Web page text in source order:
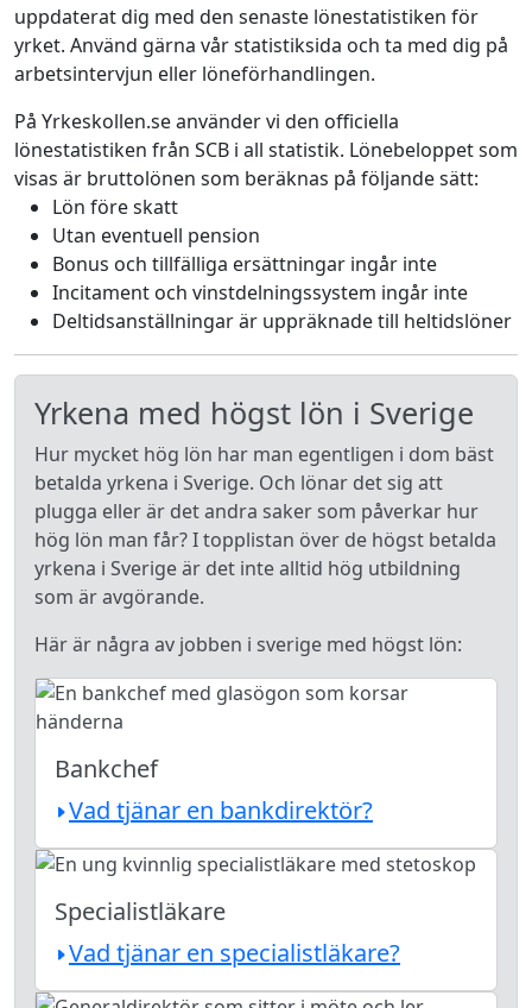
uppdaterat dig med den senaste lönestatistiken för
yrket. Använd gärna vår statistiksida och ta med dig på
arbetsintervjun eller löneförhandlingen.
På Yrkeskollen.se använder vi den officiella
lönestatistiken från SCB i all statistik. Lönebeloppet som
visas är bruttolönen som beräknas på följande sätt:
Lön före skatt
Utan eventuell pension
Bonus och tillfälliga ersättningar ingår inte
Incitament och vinstdelningssystem ingår inte
Deltidsanställningar är uppräknade till heltidslöner
Yrkena med högst lön i Sverige
Hur mycket hög lön har man egentligen i dom bäst
betalda yrkena i Sverige. Och lönar det sig att
plugga eller är det andra saker som påverkar hur
hög lön man får? I topplistan över de högst betalda
yrkena i Sverige är det inte alltid hög utbildning
som är avgörande.
Här är några av jobben i sverige med högst lön:
Bankchef
Vad tjänar en bankdirektör?
Specialistläkare
Vad tjänar en specialistläkare?